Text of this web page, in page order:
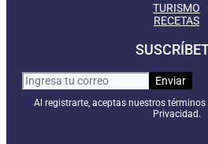
TURISMO
RECETAS
Al registrarte, aceptas nuestros
Privacidad.